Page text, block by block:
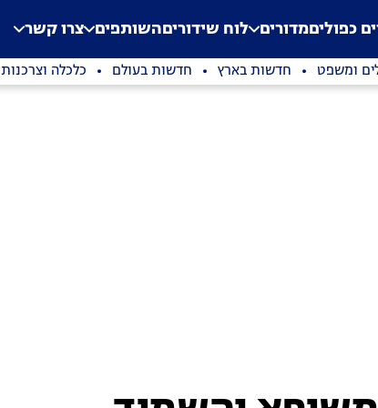
Application error: a
. כפוליםמדורים לוח שידוריםהשותפים צרו קשר
ומשפט חדשות בארץ חדשות בעולם כלכלה וצרכנות